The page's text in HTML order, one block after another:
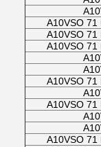
A10VSO 71
A10VSO 71
A10VSO 71
A10VSO 71
A10VSO 71
A10VSO 71